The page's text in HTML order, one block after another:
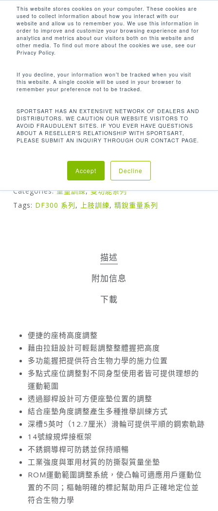
This website stores cookies on your computer. These cookies are
used to collect information about how you interact with our
website and allow us to remember you. We use this information in
order to improve and customize your browsing experience and for
analytics and metrics about our visitors both on this website and
other media. To find out more about the cookies we use, see our
Privacy Policy.
If you decline, your information won’t be tracked when you visit
this website. A single cookie will be used in your browser to
remember your preference not to be tracked.
SPORTSART HAS AN EXTENSIVE NETWORK OF DEALERS AND
DISTRIBUTORS. WE CAUTION OUR WEBSITE VISITORS TO
AVOID FRAUDULENT SITES. IF YOU EVER HAVE QUESTIONS
ABOUT A RESELLER'S RELATIONSHIP WITH SPORTSART,
PLEASE SUBMIT AN INQUIRY THROUGH OUR CONTACT PAGE.
Accept Decline
main
content
search
Home 重量訓練
DF308 多功能推舉訓練機
Categories:重量訓練,雙功能系列
Tags: DF300 系列, 上肢訓練, 精銳重量系列
描述
附加信息
下載
便捷的座椅高度調整
藉由拉鈕設計可輕鬆調整整體握把高度
多功能握把提供符合生物力學的施力位置
多點式座位調整對不同身型使用者皆可提供理想的
運動範圍
透過腳桿設計可方便座墊位置的調整
結合座墊角度調整產生多種推舉訓練方式
深槽5英吋（12.7厘米）滑輪可提供平順的鋼索軌跡
14號線規焊接框架
不銹鋼導桿可防銹並保持順暢
工業強度與軍用材質的防撕裂質量坐墊
ROM運動範圍調整系統，使凸輪可適應用戶運動位
置的不同；樞軸明確的標記幫助用戶正確地定位並
符合生物力學
Close
Menu